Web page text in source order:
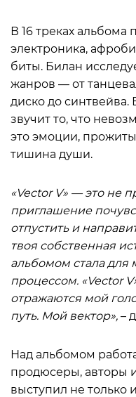
В 16 треках альбома
электроника,
биты. Билан
жанров — от
диско до
звучит то, что
это эмоции,
тишина души.
«Vector V» — это не
приглашение
отпустить и
твоя собственная
альбомом стала
процессом. «Vector
отражаются мой
путь. Мой вектор», –
Над альбомом
продюсеры, авторы
выступил не только